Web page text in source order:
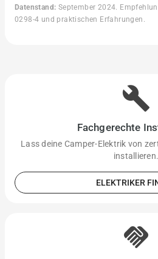
Datenstand: September 2024.
0298-4 und praktischen Erfahrungen.
build
Fachgerechte
Lass deine Camper-Elektrik von
installieren.
ELEKTRIKER
handshake